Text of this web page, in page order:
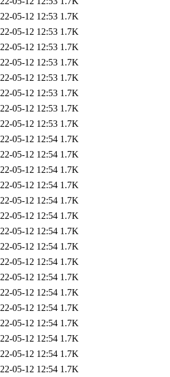
05-12 12:53 1.7K
05-12 12:53 1.7K
05-12 12:53 1.7K
05-12 12:53 1.7K
05-12 12:53 1.7K
05-12 12:53 1.7K
05-12 12:53 1.7K
05-12 12:53 1.7K
05-12 12:54 1.7K
05-12 12:54 1.7K
05-12 12:54 1.7K
05-12 12:54 1.7K
05-12 12:54 1.7K
05-12 12:54 1.7K
05-12 12:54 1.7K
05-12 12:54 1.7K
05-12 12:54 1.7K
05-12 12:54 1.7K
05-12 12:54 1.7K
05-12 12:54 1.7K
05-12 12:54 1.7K
05-12 12:54 1.7K
05-12 12:54 1.7K
05-12 12:54 1.7K